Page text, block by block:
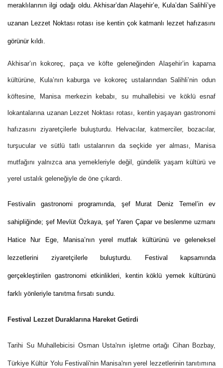
meraklılarının ilgi odağı oldu. Akhisar’dan Alaşehir’e, Kula’dan Salihli’ye
uzanan Lezzet Noktası rotası ise kentin çok katmanlı lezzet hafızasını
görünür kıldı.
Akhisar’ın kokoreç, paça ve köfte geleneğinden Alaşehir’in kapama
kültürüne, Kula’nın kaburga ve kokoreç ustalarından Salihli’nin odun
köftesine, Manisa merkezin kebabı, su muhallebisi ve köklü esnaf
lokantalarına uzanan Lezzet Noktası rotası, kentin yaşayan gastronomi
hafızasını ziyaretçilerle buluşturdu. Helvacılar, katmerciler, bozacılar,
turşucular ve sütlü tatlı ustalarının da seçkide yer alması, Manisa
mutfağını yalnızca ana yemekleriyle değil, gündelik yaşam kültürü ve
yerel ustalık geleneğiyle de öne çıkardı.
Festivalin gastronomi programında, şef Murat Deniz Temel’in ev
sahipliğinde; şef Mevlüt Özkaya, şef Yaren Çapar ve beslenme uzmanı
Hatice Nur Ege, Manisa’nın yerel mutfak kültürünü ve geleneksel
lezzetlerini ziyaretçilerle buluşturdu. Festival kapsamında
gerçekleştirilen gastronomi etkinlikleri, kentin köklü yemek kültürünü
farklı yönleriyle tanıtma fırsatı sundu.
Festival Lezzet Duraklarına Hareket Getirdi
Tarihi Su Muhallebicisi Osman Usta'nın işletme ortağı Cihan Bozbay,
Türkiye Kültür Yolu Festivali'nin Manisa'nın yerel lezzetlerinin tanıtımına